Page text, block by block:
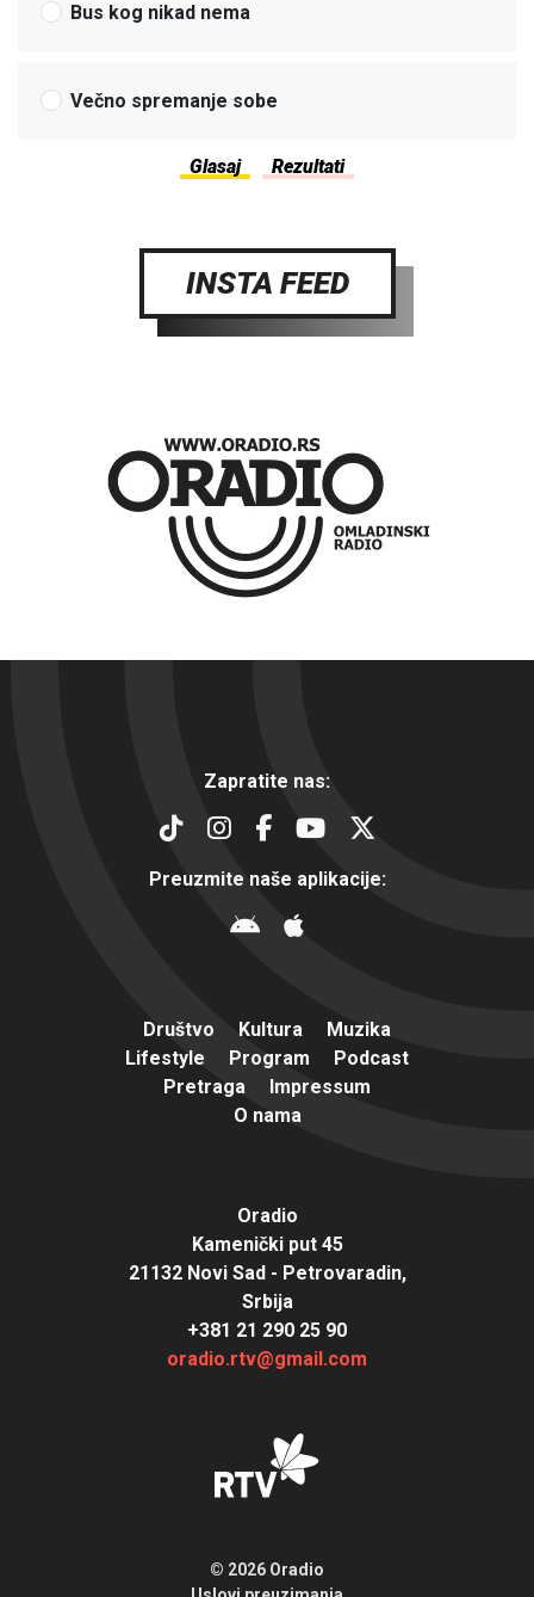
Bus kog nikad nema
Večno spremanje sobe
INSTA FEED
Zapratite nas:
Preuzmite naše aplikacije:
Društvo Kultura
Muzika
Lifestyle
Program
Podcast
Pretraga
Impressum
O nama
Oradio
Kamenički put 45
21132 Novi Sad - Petrovaradin,
Srbija
+381 21 290 25 90
oradio.rtv@gmail.com
© 2026 Oradio